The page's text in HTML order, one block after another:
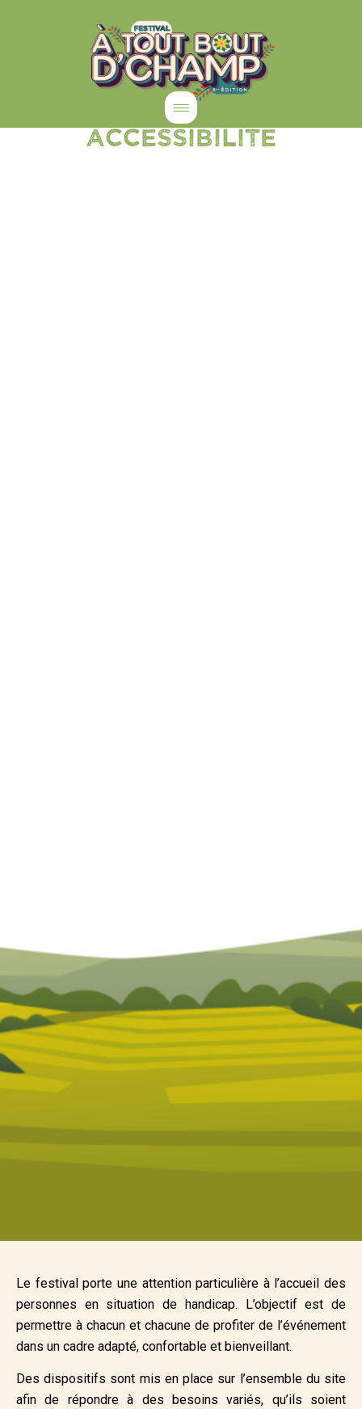
ACCESSIBILITé
Le festival porte une attention particulière à l’accueil des
personnes en situation de handicap. L’objectif est de
permettre à chacun et chacune de profiter de l’événement
dans un cadre adapté, confortable et bienveillant.
Des dispositifs sont mis en place sur l’ensemble du site
afin de répondre à des besoins variés, qu’ils soient